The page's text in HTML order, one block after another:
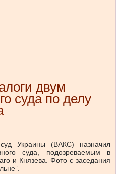
двум
суда по делу
Украины (ВАКС) назначил
суда, подозреваемым в
и Князева. Фото с заседания